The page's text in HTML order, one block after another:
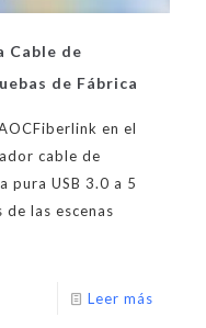
Cable de
de Fábrica
en el
cable de
pura USB 3.0 a 5
las escenas
Leer más